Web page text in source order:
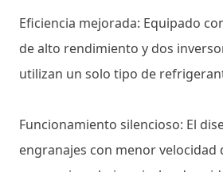
Eficiencia mejorada: Equipado
de alto rendimiento y dos
utilizan un solo tipo de
Funcionamiento silencioso: El
engranajes con menor velocidad